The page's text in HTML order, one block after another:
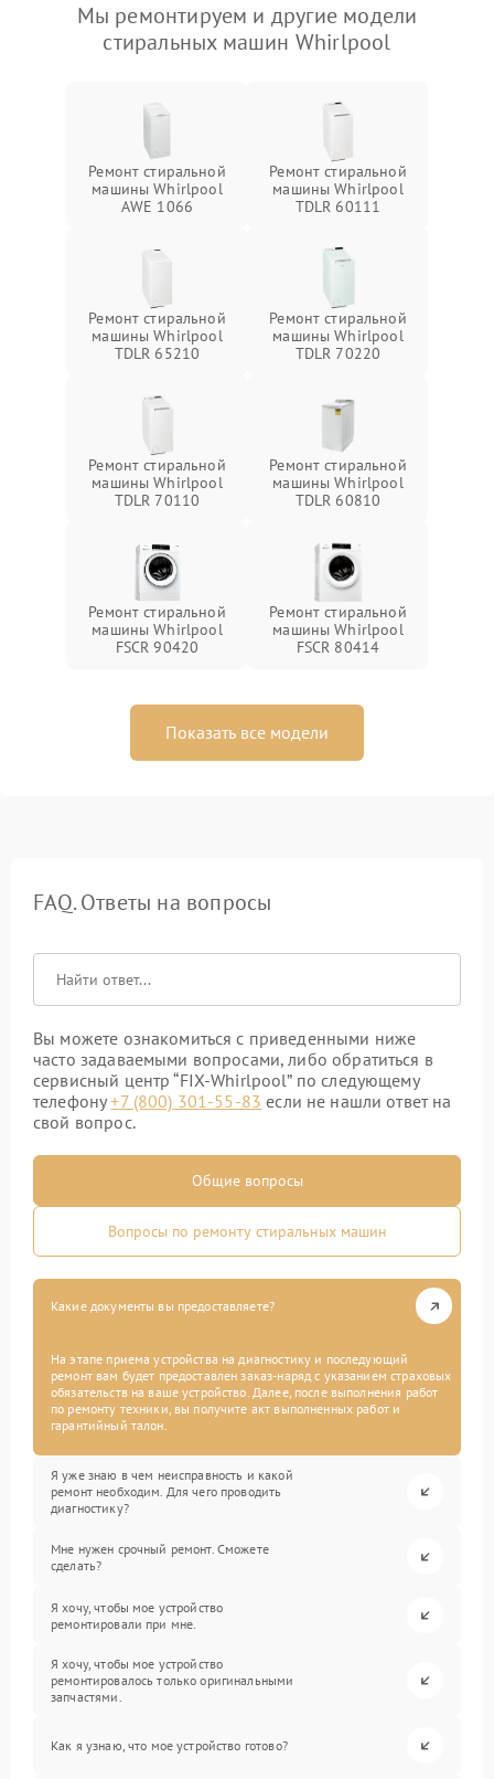
Мы ремонтируем и другие модели
стиральных машин Whirlpool
Ремонт стиральной
машины Whirlpool
AWE 1066
Ремонт стиральной
машины Whirlpool
TDLR 60111
Ремонт стиральной
машины Whirlpool
TDLR 65210
Ремонт стиральной
машины Whirlpool
TDLR 70220
Ремонт стиральной
машины Whirlpool
TDLR 70110
Ремонт стиральной
машины Whirlpool
TDLR 60810
Ремонт стиральной
машины Whirlpool
FSCR 90420
Ремонт стиральной
машины Whirlpool
FSCR 80414
Показать все модели
FAQ. Ответы на вопросы
Вы можете ознакомиться с приведенными ниже
часто задаваемыми вопросами, либо обратиться в
сервисный центр “FIX-Whirlpool” по следующему
телефону+7 (800) 301-55-83 если не нашли ответ на
свой вопрос.
Общие вопросы
Вопросы по ремонту стиральных машин
Какие документы вы предоставляете?
На этапе приема устройства на диагностику и последующий
ремонт вам будет предоставлен заказ-наряд с указанием страховых
обязательств на ваше устройство. Далее, после выполнения работ
по ремонту техники, вы получите акт выполненных работ и
гарантийный талон.
Я уже знаю в чем неисправность и какой
ремонт необходим. Для чего проводить
диагностику?
Мне нужен срочный ремонт. Сможете
сделать?
Я хочу, чтобы мое устройство
ремонтировали при мне.
Я хочу, чтобы мое устройство
ремонтировалось только оригинальными
запчастями.
Как я узнаю, что мое устройство готово?